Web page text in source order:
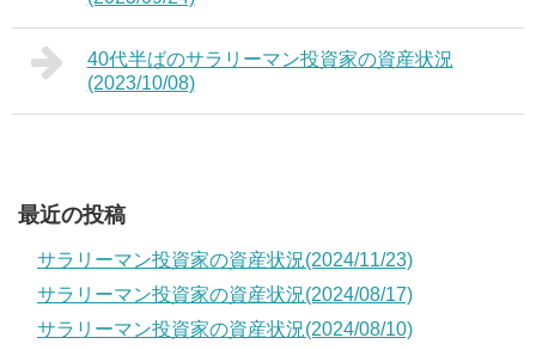
40代半ばのサラリーマン投資家の資産状況
(2023/10/08)
最近の投稿
サラリーマン投資家の資産状況(2024/11/23)
サラリーマン投資家の資産状況(2024/08/17)
サラリーマン投資家の資産状況(2024/08/10)